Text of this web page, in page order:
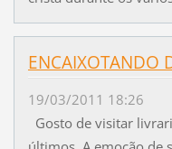
ENCAIXOTANDO
19/03/2011 18:26
Gosto de visitar